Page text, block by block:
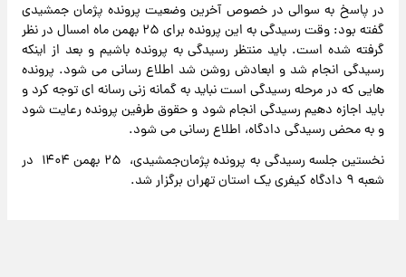
در پاسخ به سوالی در خصوص آخرین وضعیت پرونده پژمان جمشیدی
گفته بود: وقت رسیدگی به این پرونده برای ۲۵ بهمن ماه امسال در نظر
گرفته شده است. باید منتظر رسیدگی به پرونده باشیم و بعد از اینکه
رسیدگی انجام شد و ابعادش روشن شد اطلاع رسانی می شود. پرونده
هایی که در مرحله رسیدگی است نباید به گمانه زنی رسانه ای توجه کرد و
باید اجازه دهیم رسیدگی انجام شود و حقوق طرفین پرونده رعایت شود
و به محض رسیدگی دادگاه، اطلاع رسانی می شود.
نخستین جلسه رسیدگی به پرونده پژمان‌جمشیدی، ۲۵ بهمن ۱۴۰۴ در
شعبه ۹ دادگاه کیفری یک استان تهران برگزار شد.